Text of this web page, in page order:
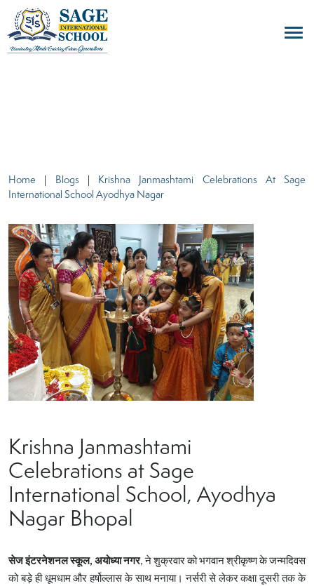
blogs
Home | Blogs | Krishna Janmashtami Celebrations At Sage
International School Ayodhya Nagar
Krishna Janmashtami
Celebrations at Sage
International School, Ayodhya
Nagar Bhopal
सेज इंटरनेशनल स्कूल, अयोध्या नगर, ने शुक्रवार को भगवान श्रीकृष्ण के जन्मदिवस
को बड़े ही धूमधाम और हर्षोल्लास के साथ मनाया। नर्सरी से लेकर कक्षा दूसरी तक के